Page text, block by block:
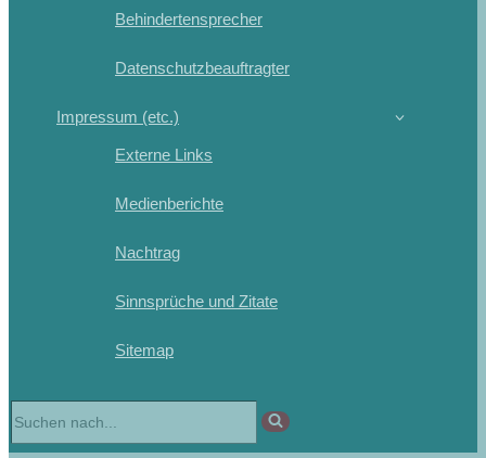
Behindertensprecher
Datenschutzbeauftragter
Impressum (etc.)
Externe Links
Medienberichte
Nachtrag
Sinnsprüche und Zitate
Sitemap